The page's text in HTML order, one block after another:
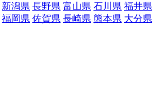
新潟県 長野県 富山県 石川県 福井県
福岡県 佐賀県 長崎県 熊本県 大分県